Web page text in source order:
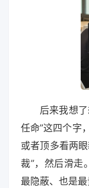
后来我想
任命”这四个字
或者顶多看两
裁”，然后滑走
最隐蔽、也是最